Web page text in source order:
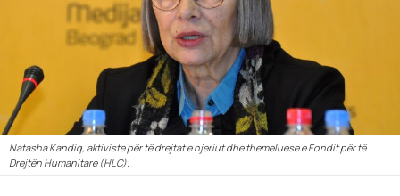
DuVideo
Natasha Kandiq, aktiviste për të drejtat e njeriut dhe themeluese e Fondit për të
Drejtën Humanitare (HLC).